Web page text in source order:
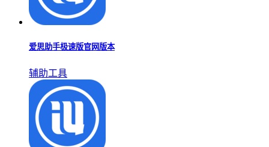
爱思助手极速版官网版本
辅助工具